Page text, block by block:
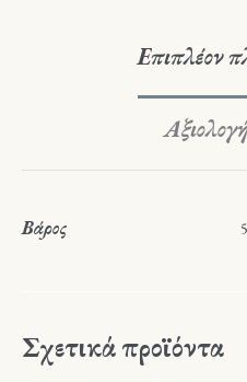
Επιπλέον
Βάρος
Σχετικά προϊόντα